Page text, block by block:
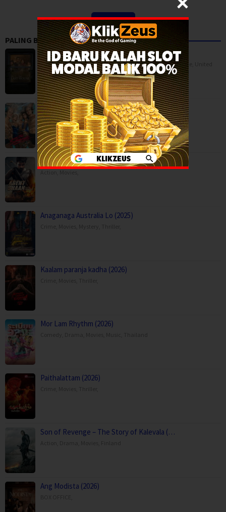
View More
PALING BANYAK DITONTON
The Last House (2026)
BOX OFFICE,Horror,Movies,Science Fiction,Thriller,France
Kingdom,USA
The Shards (2026)
Drama,Mystery,Serial TV,USA
Agent Shaan: Elite Pursuit (2026)
Anaganaga Australia Lo (2025)
Kaalam paranja kadha (2026)
Mor Lam Rhythm (2026)
Paithalattam (2026)
Son of Revenge – The Story of Kalevala (…
Ang Modista (2026)